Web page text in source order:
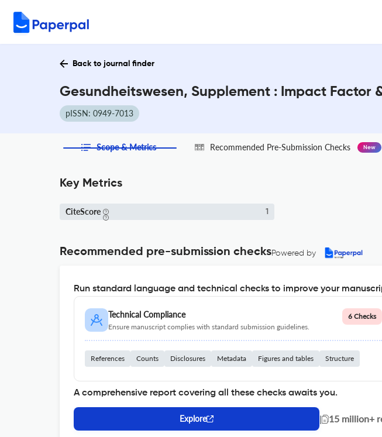
Back to journal finder
Gesundheitswesen, Supplement : Impact Factor
pISSN: 0949-7013
Scope & Metrics Recommended Pre-Submission Checks New
Key Metrics
CiteScore 1
Recommended pre-submission checksPowered by
Run standard language and technical checks to improve your
Technical Compliance
Ensure manuscript complies with standard submission guidelines.
6 Checks
References Counts Disclosures Metadata Figures and tables Structure
A comprehensive report covering all these checks awaits you.
Explore | 15 million+